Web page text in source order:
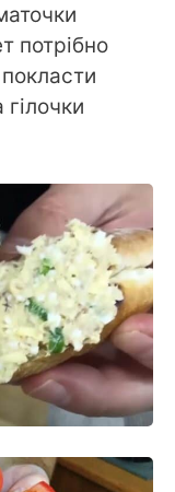
потрібно